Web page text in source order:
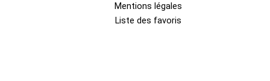
Mentions légales
Liste des favoris